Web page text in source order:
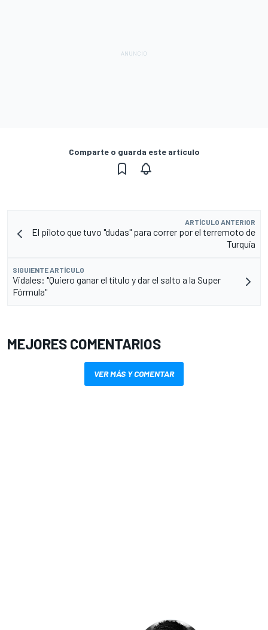
Comparte o guarda este artículo
ARTÍCULO ANTERIOR
El piloto que tuvo "dudas" para correr por el terremoto de
Turquía
SIGUIENTE ARTÍCULO
Vidales: "Quiero ganar el título y dar el salto a la Super
Fórmula"
MEJORES COMENTARIOS
VER MÁS Y COMENTAR